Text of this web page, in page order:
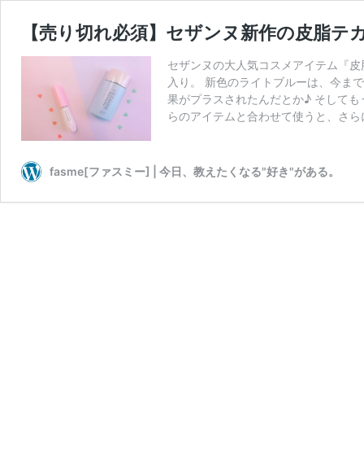
【売り切れ必須】セザンヌ新作の皮脂
セザンヌの大人気コスメアイテム『
入り。 新色のライトブルーは、今ま
果がプラスされたんだとか♪ そして
らのアイテムと合わせて使うと、さ
fasme[ファスミー] | 今日、教えたくなる"好き"がある。